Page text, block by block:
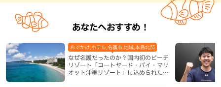
あなたへおすすめ！
なぜ名護だったのか？国内初のビーチ
リゾート「コートヤード・バイ・マリ
オット沖縄リゾート」に込められた想
おでかけ,ホテル,名護市,地域,本島北部